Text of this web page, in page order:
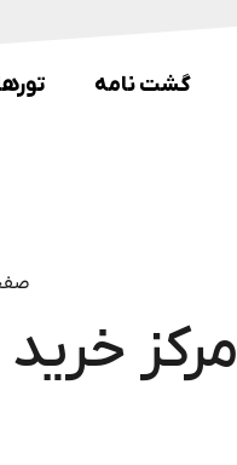
گشت نامه
مرکز